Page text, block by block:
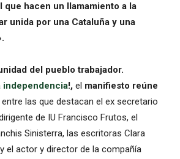
que hacen un llamamiento a la
unida por una Cataluña y una
del pueblo trabajador.
independencia!, el manifiesto reúne
entre las que destacan el ex secretario
de IU Francisco Frutos, el
Sinisterra, las escritoras Clara
el actor y director de la compañía